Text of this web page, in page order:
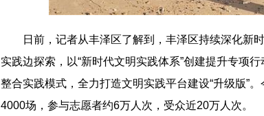
日前，记者从丰泽区了解到，丰泽区持续深化新
实践边探索，以“新时代文明实践体系”创建提升专项
整合实践模式，全力打造文明实践平台建设“升级版”
4000场，参与志愿者约6万人次，受众近20万人次。